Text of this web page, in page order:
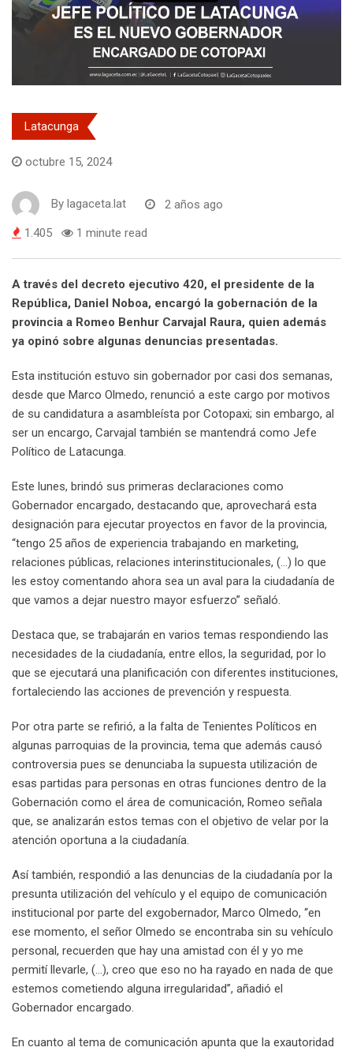
Latacunga
octubre 15, 2024
By lagaceta.lat 2 años ago
1.405 1 minute read
A través del decreto ejecutivo 420, el presidente de la
República, Daniel Noboa, encargó la gobernación de la
provincia a Romeo Benhur Carvajal Raura, quien además
ya opinó sobre algunas denuncias presentadas.
Esta institución estuvo sin gobernador por casi dos semanas,
desde que Marco Olmedo, renunció a este cargo por motivos
de su candidatura a asambleísta por Cotopaxi; sin embargo, al
ser un encargo, Carvajal también se mantendrá como Jefe
Político de Latacunga.
Este lunes, brindó sus primeras declaraciones como
Gobernador encargado, destacando que, aprovechará esta
designación para ejecutar proyectos en favor de la provincia,
“tengo 25 años de experiencia trabajando en marketing,
relaciones públicas, relaciones interinstitucionales, (…) lo que
les estoy comentando ahora sea un aval para la ciudadanía de
que vamos a dejar nuestro mayor esfuerzo” señaló.
Destaca que, se trabajarán en varios temas respondiendo las
necesidades de la ciudadanía, entre ellos, la seguridad, por lo
que se ejecutará una planificación con diferentes instituciones,
fortaleciendo las acciones de prevención y respuesta.
Por otra parte se refirió, a la falta de Tenientes Políticos en
algunas parroquias de la provincia, tema que además causó
controversia pues se denunciaba la supuesta utilización de
esas partidas para personas en otras funciones dentro de la
Gobernación como el área de comunicación, Romeo señala
que, se analizarán estos temas con el objetivo de velar por la
atención oportuna a la ciudadanía.
Así también, respondió a las denuncias de la ciudadanía por la
presunta utilización del vehículo y el equipo de comunicación
institucional por parte del exgobernador, Marco Olmedo, “en
ese momento, el señor Olmedo se encontraba sin su vehículo
personal, recuerden que hay una amistad con él y yo me
permití llevarle, (…), creo que eso no ha rayado en nada de que
estemos cometiendo alguna irregularidad”, añadió el
Gobernador encargado.
En cuanto al tema de comunicación apunta que la exautoridad